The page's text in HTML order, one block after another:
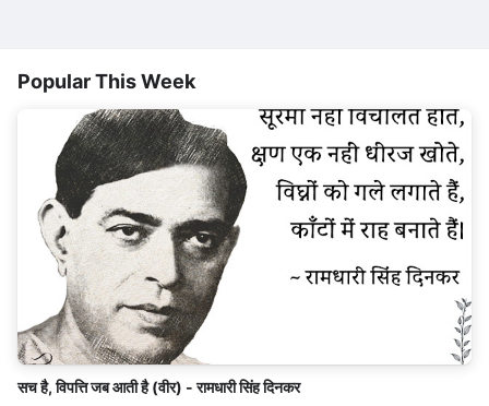
Popular This Week
सच है, विपत्ति जब आती है (वीर) - रामधारी सिंह दिनकर